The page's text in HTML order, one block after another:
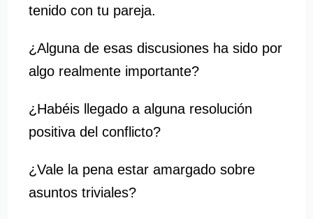
tenido con tu pareja.
¿Alguna de esas discusiones ha sido por
algo realmente importante?
¿Habéis llegado a alguna resolución
positiva del conflicto?
¿Vale la pena estar amargado sobre
asuntos triviales?